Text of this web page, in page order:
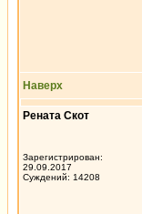
Наверх
Рената Скот
Зарегистрирован:
29.09.2017
Суждений: 14208